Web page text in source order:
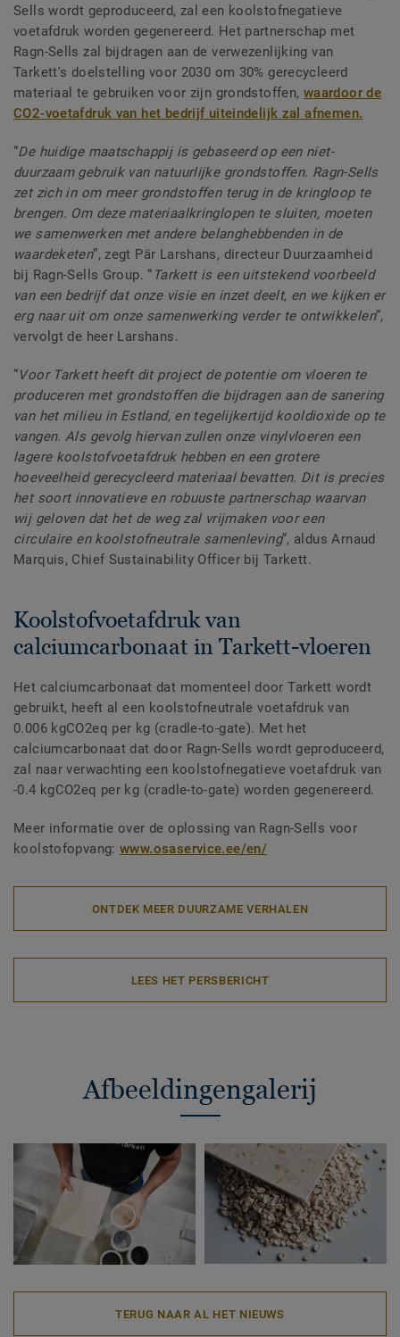
Sells wordt geproduceerd, zal een koolstofnegatieve
voetafdruk worden gegenereerd. Het partnerschap met
Ragn-Sells zal bijdragen aan de verwezenlijking van
Tarkett's doelstelling voor 2030 om 30% gerecycleerd
materiaal te gebruiken voor zijn grondstoffen, waardoor de
CO2-voetafdruk van het bedrijf uiteindelijk zal afnemen.
“De huidige maatschappij is gebaseerd op een niet-
duurzaam gebruik van natuurlijke grondstoffen. Ragn-Sells
zet zich in om meer grondstoffen terug in de kringloop te
brengen. Om deze materiaalkringlopen te sluiten, moeten
we samenwerken met andere belanghebbenden in de
waardeketen”, zegt Pär Larshans, directeur Duurzaamheid
bij Ragn-Sells Group. “ Tarkett is een uitstekend voorbeeld
van een bedrijf dat onze visie en inzet deelt, en we kijken er
erg naar uit om onze samenwerking verder te ontwikkelen”,
vervolgt de heer Larshans.
“Voor Tarkett heeft dit project de potentie om vloeren te
produceren met grondstoffen die bijdragen aan de sanering
van het milieu in Estland, en tegelijkertijd kooldioxide op te
vangen. Als gevolg hiervan zullen onze vinylvloeren een
lagere koolstofvoetafdruk hebben en een grotere
hoeveelheid gerecycleerd materiaal bevatten. Dit is precies
het soort innovatieve en robuuste partnerschap waarvan
wij geloven dat het de weg zal vrijmaken voor een
circulaire en koolstofneutrale samenleving”, aldus Arnaud
Marquis, Chief Sustainability Officer bij Tarkett.
Koolstofvoetafdruk van
calciumcarbonaat in Tarkett-vloeren
Het calciumcarbonaat dat momenteel door Tarkett wordt
gebruikt, heeft al een koolstofneutrale voetafdruk van
0.006 kgCO2eq per kg (cradle-to-gate). Met het
calciumcarbonaat dat door Ragn-Sells wordt geproduceerd,
zal naar verwachting een koolstofnegatieve voetafdruk van
-0.4 kgCO2eq per kg (cradle-to-gate) worden gegenereerd.
Meer informatie over de oplossing van Ragn-Sells voor
koolstofopvang:www.osaservice.ee/en/
ONTDEK MEER DUURZAME VERHALEN
LEES HET PERSBERICHT
Afbeeldingengalerij
TERUG NAAR AL HET NIEUWS